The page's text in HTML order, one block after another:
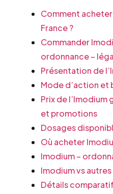
Comment
France ?
Commander
ordonnance –
Présentation de
Mode d’action et
Prix de
et promotions
Dosages
Où acheter
Imodium –
Imodium vs
Détails